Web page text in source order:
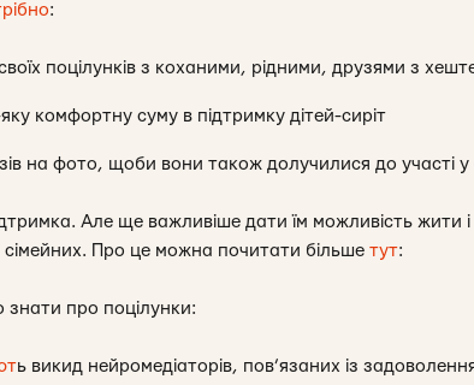
:
поцілунків з коханими, рідними, друзями з
комфортну суму в підтримку дітей-сиріт
на фото, щоби вони також долучилися до участі
Але ще важливіше дати їм можливість жити
Про це можна почитати більше тут:
знати про поцілунки:
ь викид нейромедіаторів, пов’язаних із